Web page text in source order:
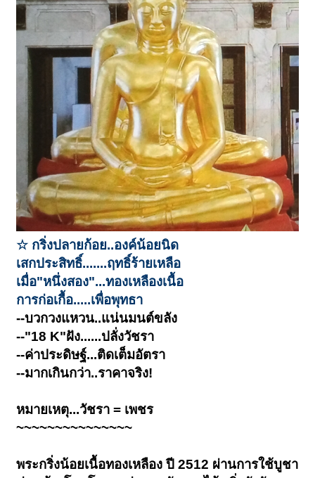
☆ กริ่งปลายก้อย..องค์น้อยนิด
เสกประสิทธิ์.......ฤทธิ์ร้ายเหลือ
เมื่อ"หนึ่งสอง"...ทองเหลืองเนื้อ
การก่อเกื้อ.....เพื่อพุทธา
--บวกวงแหวน..แน่นมนต์ขลัง
--"18 K"ฝัง......ปลั่งวัชรา
--ค่าประดิษฐ์...ติดเต็มอัตรา
--มากเกินกว่า..ราคาจริง!
หมายเหตุ...วัชรา = เพชร
~~~~~~~~~~~~~~~
พระกริ่งน้อยเนื้อทองเหลือง ปี 2512 ผ่านการใช้บูชา